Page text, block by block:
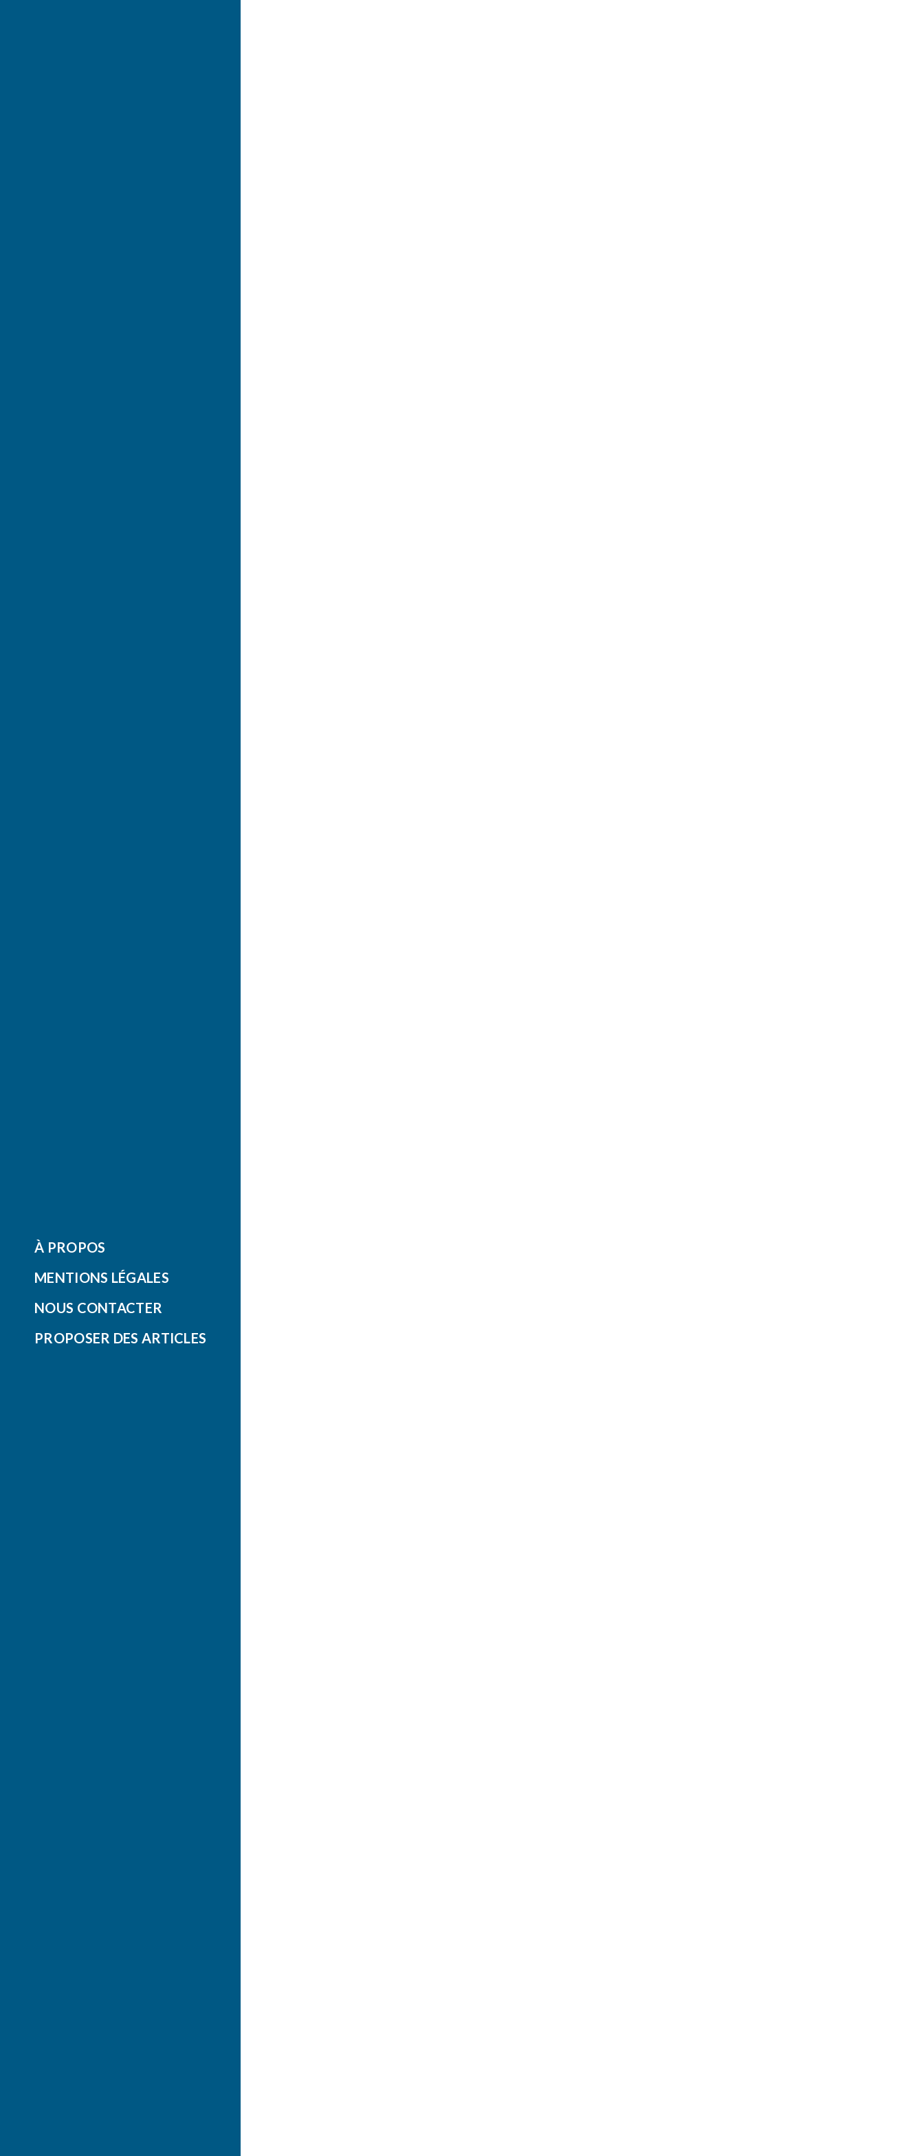
À PROPOS
MENTIONS LÉGALES
NOUS CONTACTER
PROPOSER DES ARTICLES